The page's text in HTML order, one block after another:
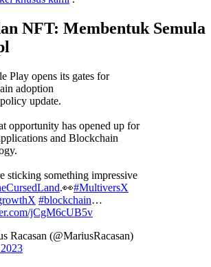
NFT: Membentuk Semula
Play opens its gates for
adoption
update.
opportunity has opened up for
and Blockchain
sticking something impressive
.👀#MultiversX
#blockchain…
jCgM6cUB5v
Racasan (@MariusRacasan)